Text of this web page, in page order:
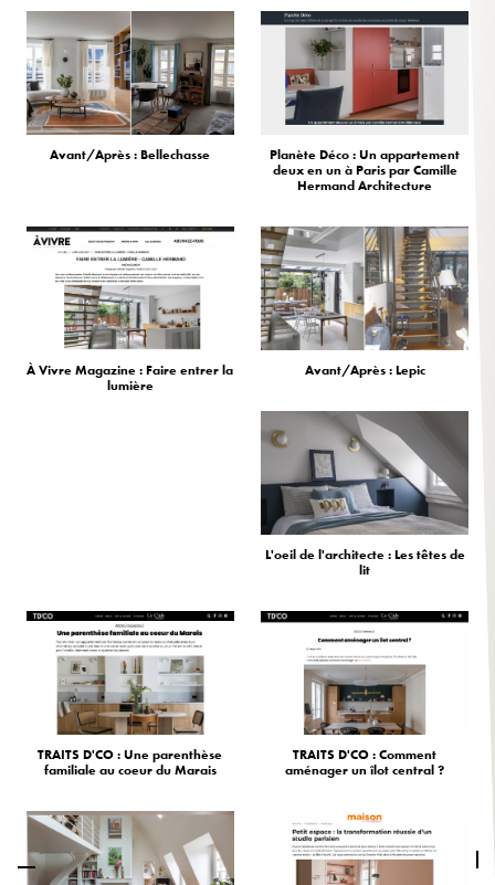
Avant/Après : Bellechasse
Planète Déco : Un appartement
deux en un à Paris par Camille
Hermand Architecture
À Vivre Magazine : Faire entrer la
lumière
Avant/Après : Lepic
L'oeil de l'architecte : Les têtes de
lit
TRAITS D'CO : Une parenthèse
familiale au coeur du Marais
TRAITS D'CO : Comment
aménager un îlot central ?